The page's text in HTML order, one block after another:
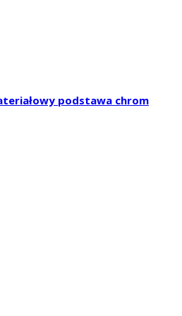
podstawa chrom